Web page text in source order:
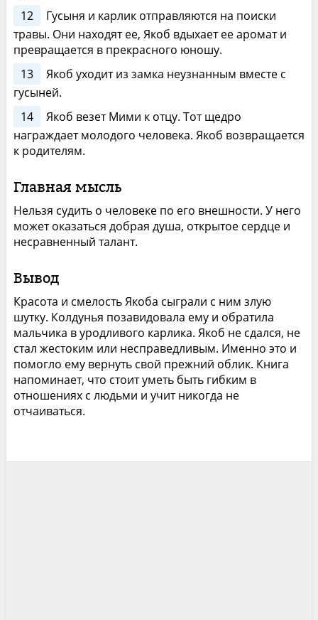
12
Гусыня и карлик отправляются на поиски
травы. Они находят ее, Якоб вдыхает ее аромат и
превращается в прекрасного юношу.
13
Якоб уходит из замка неузнанным вместе с
гусыней.
14
Якоб везет Мими к отцу. Тот щедро
награждает молодого человека. Якоб возвращается
к родителям.
Главная мысль
Нельзя судить о человеке по его внешности. У него
может оказаться добрая душа, открытое сердце и
несравненный талант.
Вывод
Красота и смелость Якоба сыграли с ним злую
шутку. Колдунья позавидовала ему и обратила
мальчика в уродливого карлика. Якоб не сдался, не
стал жестоким или несправедливым. Именно это и
помогло ему вернуть свой прежний облик. Книга
напоминает, что стоит уметь быть гибким в
отношениях с людьми и учит никогда не
отчаиваться.